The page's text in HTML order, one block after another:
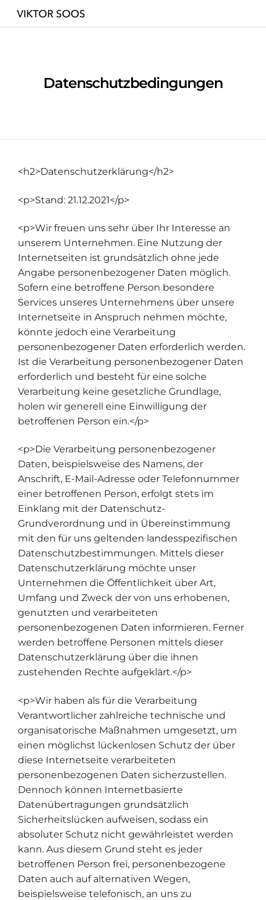
Datenschutzbedingungen
<h2>Datenschutzerklärung</h2>
<p>Stand: 21.12.2021</p>
<p>Wir freuen uns sehr über Ihr Interesse an
unserem Unternehmen. Eine Nutzung der
Internetseiten ist grundsätzlich ohne jede
Angabe personenbezogener Daten möglich.
Sofern eine betroffene Person besondere
Services unseres Unternehmens über unsere
Internetseite in Anspruch nehmen möchte,
könnte jedoch eine Verarbeitung
personenbezogener Daten erforderlich werden.
Ist die Verarbeitung personenbezogener Daten
erforderlich und besteht für eine solche
Verarbeitung keine gesetzliche Grundlage,
holen wir generell eine Einwilligung der
betroffenen Person ein.</p>
<p>Die Verarbeitung personenbezogener
Daten, beispielsweise des Namens, der
Anschrift, E-Mail-Adresse oder Telefonnummer
einer betroffenen Person, erfolgt stets im
Einklang mit der Datenschutz-
Grundverordnung und in Übereinstimmung
mit den für uns geltenden landesspezifischen
Datenschutzbestimmungen. Mittels dieser
Datenschutzerklärung möchte unser
Unternehmen die Öffentlichkeit über Art,
Umfang und Zweck der von uns erhobenen,
genutzten und verarbeiteten
personenbezogenen Daten informieren. Ferner
werden betroffene Personen mittels dieser
Datenschutzerklärung über die ihnen
zustehenden Rechte aufgeklärt.</p>
<p>Wir haben als für die Verarbeitung
Verantwortlicher zahlreiche technische und
organisatorische Maßnahmen umgesetzt, um
einen möglichst lückenlosen Schutz der über
diese Internetseite verarbeiteten
personenbezogenen Daten sicherzustellen.
Dennoch können Internetbasierte
Datenübertragungen grundsätzlich
Sicherheitslücken aufweisen, sodass ein
absoluter Schutz nicht gewährleistet werden
kann. Aus diesem Grund steht es jeder
betroffenen Person frei, personenbezogene
Daten auch auf alternativen Wegen,
beispielsweise telefonisch, an uns zu